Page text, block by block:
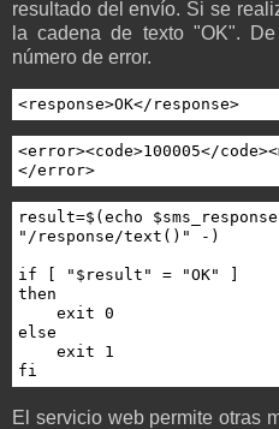
resultado del envío. Si se
la cadena de texto "OK".
número de error.
<response>OK</response>
<error><code>100005</
</error>
result=$(echo
"/response/text()" -)
if [ "$result" = "OK" ]
then
else
fi
El servicio web permite otras